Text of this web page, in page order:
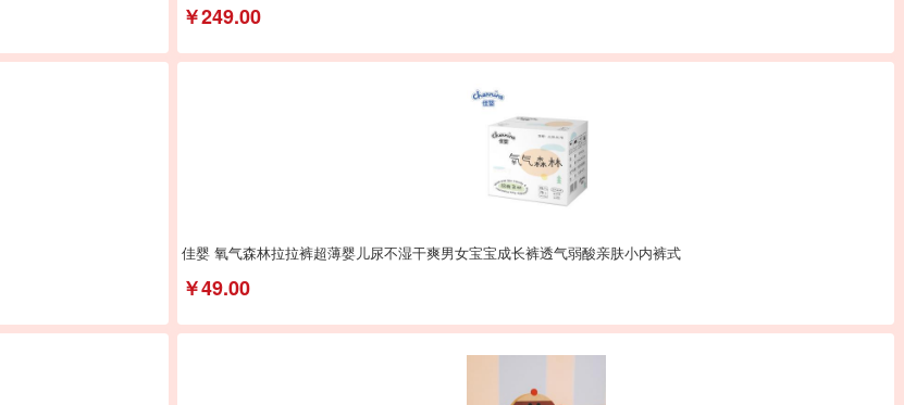
￥249.00
佳婴 氧气森林拉拉裤超薄婴儿尿不湿干爽男女宝宝成长裤透气弱酸亲肤小内裤式
￥49.00